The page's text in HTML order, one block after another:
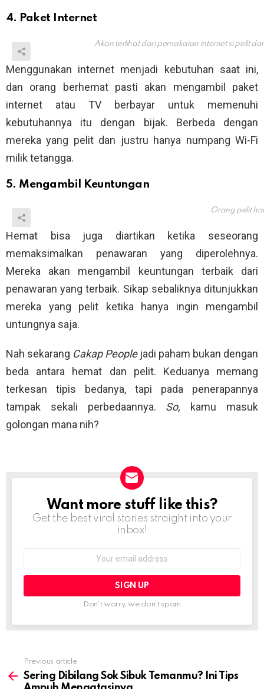
4. Paket Internet
Akan terlihat dari pemakaian internet si pelit
Menggunakan internet menjadi kebutuhan saat ini,
dan orang berhemat pasti akan mengambil paket
internet atau TV berbayar untuk memenuhi
kebutuhannya itu dengan bijak. Berbeda dengan
mereka yang pelit dan justru hanya numpang Wi-Fi
milik tetangga.
5. Mengambil Keuntungan
Orang pelit
Hemat bisa juga diartikan ketika seseorang
memaksimalkan penawaran yang diperolehnya.
Mereka akan mengambil keuntungan terbaik dari
penawaran yang terbaik. Sikap sebaliknya ditunjukkan
mereka yang pelit ketika hanya ingin mengambil
untungnya saja.
Nah sekarang Cakap People jadi paham bukan dengan
beda antara hemat dan pelit. Keduanya memang
terkesan tipis bedanya, tapi pada penerapannya
tampak sekali perbedaannya. So, kamu masuk
golongan mana nih?
NEWSLETTER
Want more stuff like this?
Get the best viral stories straight into your
inbox!
Don't worry, we don't spam
more
Previous article
Sering Dibilang Sok Sibuk Temanmu? Ini Tips